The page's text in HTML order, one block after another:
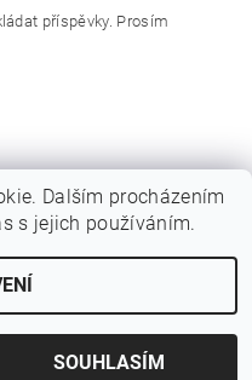
příspěvky. Prosím
Původní eshop rulik.cz
Upravit nastavení cookies
Dalším procházením
s jejich používáním.
SOUHLASÍM